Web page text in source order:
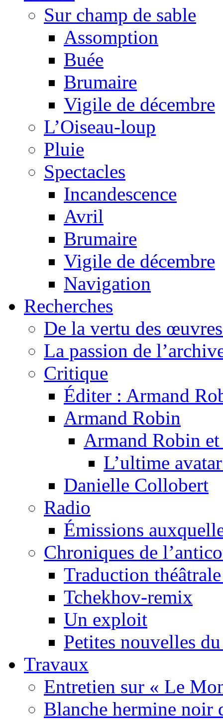
Sur champ de sable
Assomption
Buée
Brumaire
Vigile de décembre
L’Oiseau-loup
Pluie
Spectacles
Incandescence
Avril
Brumaire
Vigile de décembre
Navigation
Recherches
De la vertu des
La passion de
Critique
Éditer : Armand
Armand Robin
Armand Robin
L’ultime
Danielle Collobert
Radio
Émissions
Chroniques de
Traduction
Tchekhov-remix
Un exploit
Petites nouvelles
Travaux
Entretien sur « Le
Blanche hermine noir